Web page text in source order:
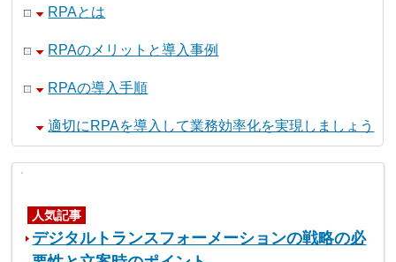
RPAとは
RPAのメリットと導入事例
RPAの導入手順
適切にRPAを導入して業務効率化を実現しましょう
人気記事
デジタルトランスフォーメーションの戦略の必